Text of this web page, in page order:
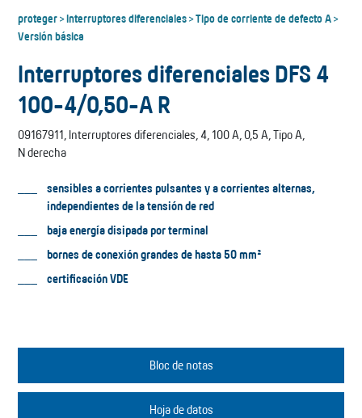
proteger>Interruptores diferenciales>Tipo de corriente de defecto A>
Versión básica
Interruptores diferenciales DFS 4
100-4/0,50-A R
09167911, Interruptores diferenciales, 4, 100 A, 0,5 A, Tipo A,
N derecha
sensibles a corrientes pulsantes y a corrientes alternas,
independientes de la tensión de red
baja energía disipada por terminal
bornes de conexión grandes de hasta 50 mm²
certificación VDE
Bloc de notas
Hoja de datos